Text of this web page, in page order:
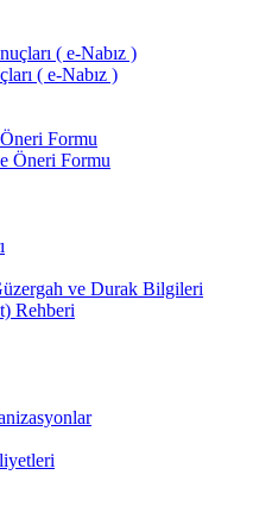
( e-Nabız )
( e-Nabız )
Formu
Öneri Formu
ve Durak Bilgileri
Rehberi